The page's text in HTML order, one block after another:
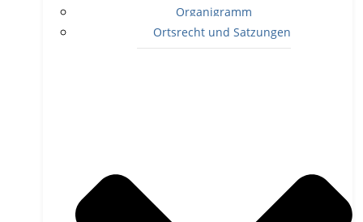
Organigramm
Ortsrecht und Satzungen